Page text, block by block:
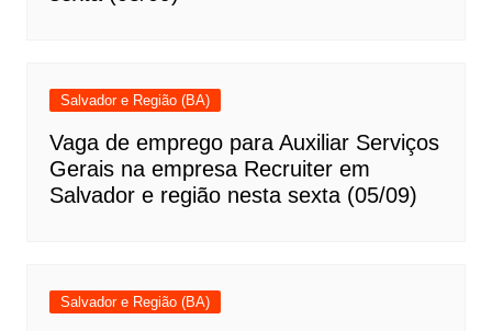
Salvador e Região (BA)
Vaga de emprego para Auxiliar Serviços
Gerais na empresa Recruiter em
Salvador e região nesta sexta (05/09)
Salvador e Região (BA)